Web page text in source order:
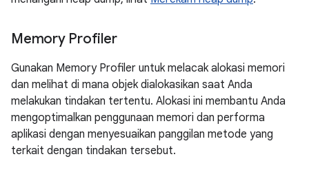
Memory Profiler
Gunakan Memory Profiler untuk melacak alokasi memori
dan melihat di mana objek dialokasikan saat Anda
melakukan tindakan tertentu. Alokasi ini membantu Anda
mengoptimalkan penggunaan memori dan performa
aplikasi dengan menyesuaikan panggilan metode yang
terkait dengan tindakan tersebut.